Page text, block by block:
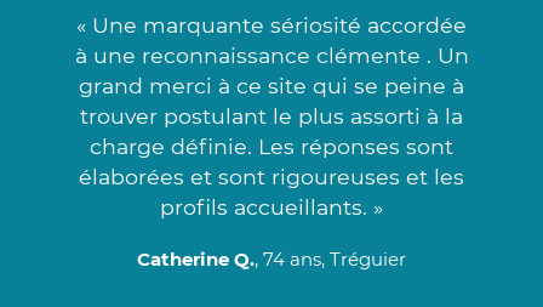
« Une marquante sériosité accordée
à une reconnaissance clémente . Un
grand merci à ce site qui se peine à
trouver postulant le plus assorti à la
charge définie. Les réponses sont
élaborées et sont rigoureuses et les
profils accueillants. »
Catherine Q., 74 ans, Tréguier